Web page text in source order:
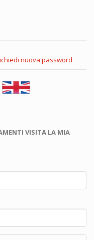
nuova password
VISITA LA MIA